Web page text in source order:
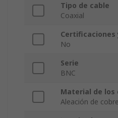
Tipo de cable
Coaxial
Certificaciones
No
Serie
BNC
Material de los
Aleación de